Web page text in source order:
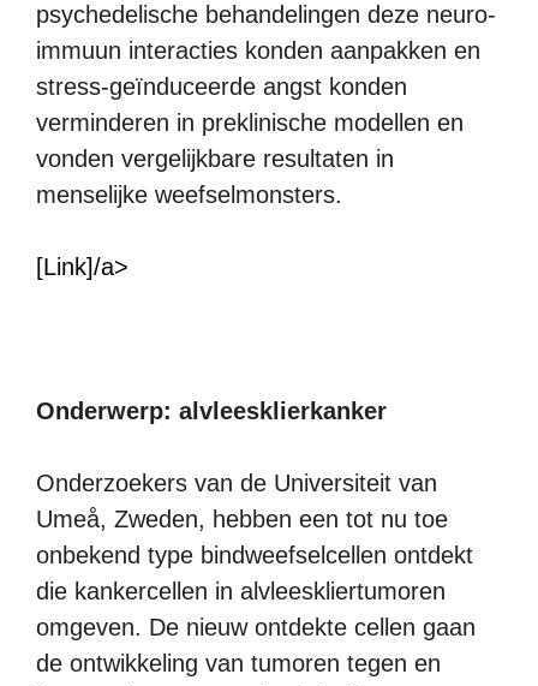
psychedelische behandelingen deze neuro-
immuun interacties konden aanpakken en
stress-geïnduceerde angst konden
verminderen in preklinische modellen en
vonden vergelijkbare resultaten in
menselijke weefselmonsters.
[Link]/a>
Onderwerp: alvleesklierkanker
Onderzoekers van de Universiteit van
Umeå, Zweden, hebben een tot nu toe
onbekend type bindweefselcellen ontdekt
die kankercellen in alvleeskliertumoren
omgeven. De nieuw ontdekte cellen gaan
de ontwikkeling van tumoren tegen en